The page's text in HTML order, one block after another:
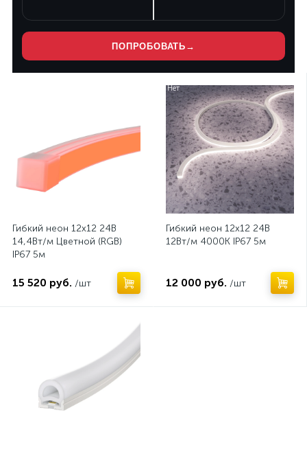
ПОПРОБОВАТЬ →
Гибкий неон 12х12 24В
14,4Вт/м Цветной (RGB)
IP67 5м
15 520 руб. /шт
Нет
Гибкий неон 12х12 24В
12Вт/м 4000K IP67 5м
12 000 руб. /шт